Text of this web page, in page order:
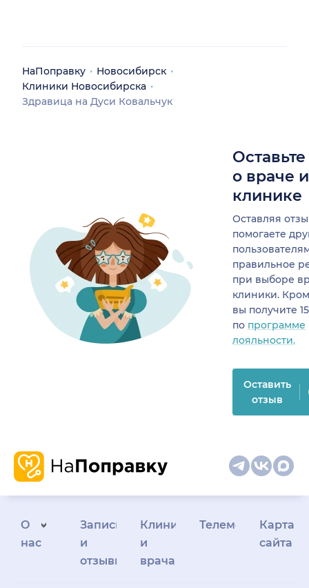
НаПоправку
Новосибирск
Клиники Новосибирска
Здравица на Дуси Ковальчук
о враче
клинике
Оставляя
помогаете
правильное
при выборе
клиники.
вы получите
по программе
лояльности.
Оставить
отзыв
О
нас
Запись
и
отзывы
Клиникам
и
врачам
Телемедицина
Карта
сайта